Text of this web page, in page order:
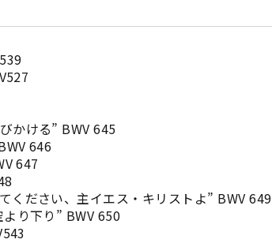
ーガ ニ短調 BWV539
短調 BWV527
BWV596
る” BWV 645
646
647
、主イエス・キリストよ” BWV 649
り” BWV 650